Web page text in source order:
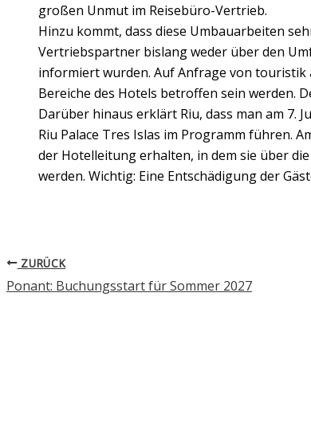
großen Unmut im Reisebüro-Vertrieb.
Hinzu kommt, dass diese Umbauarbeiten
Vertriebspartner bislang weder über den
informiert wurden. Auf Anfrage von
Bereiche des Hotels betroffen sein werden.
Darüber hinaus erklärt Riu, dass man am 7.
Riu Palace Tres Islas im Programm führen.
der Hotelleitung erhalten, in dem sie über
werden. Wichtig: Eine Entschädigung der
ZURÜCK
Ponant: Buchungsstart für Sommer 2027